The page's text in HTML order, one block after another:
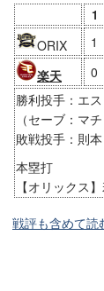
1
ORIX 1
楽天
0
勝利投手：エ
（セーブ：マ
敗戦投手：則
本塁打
【オリックス
戦評も含めて読